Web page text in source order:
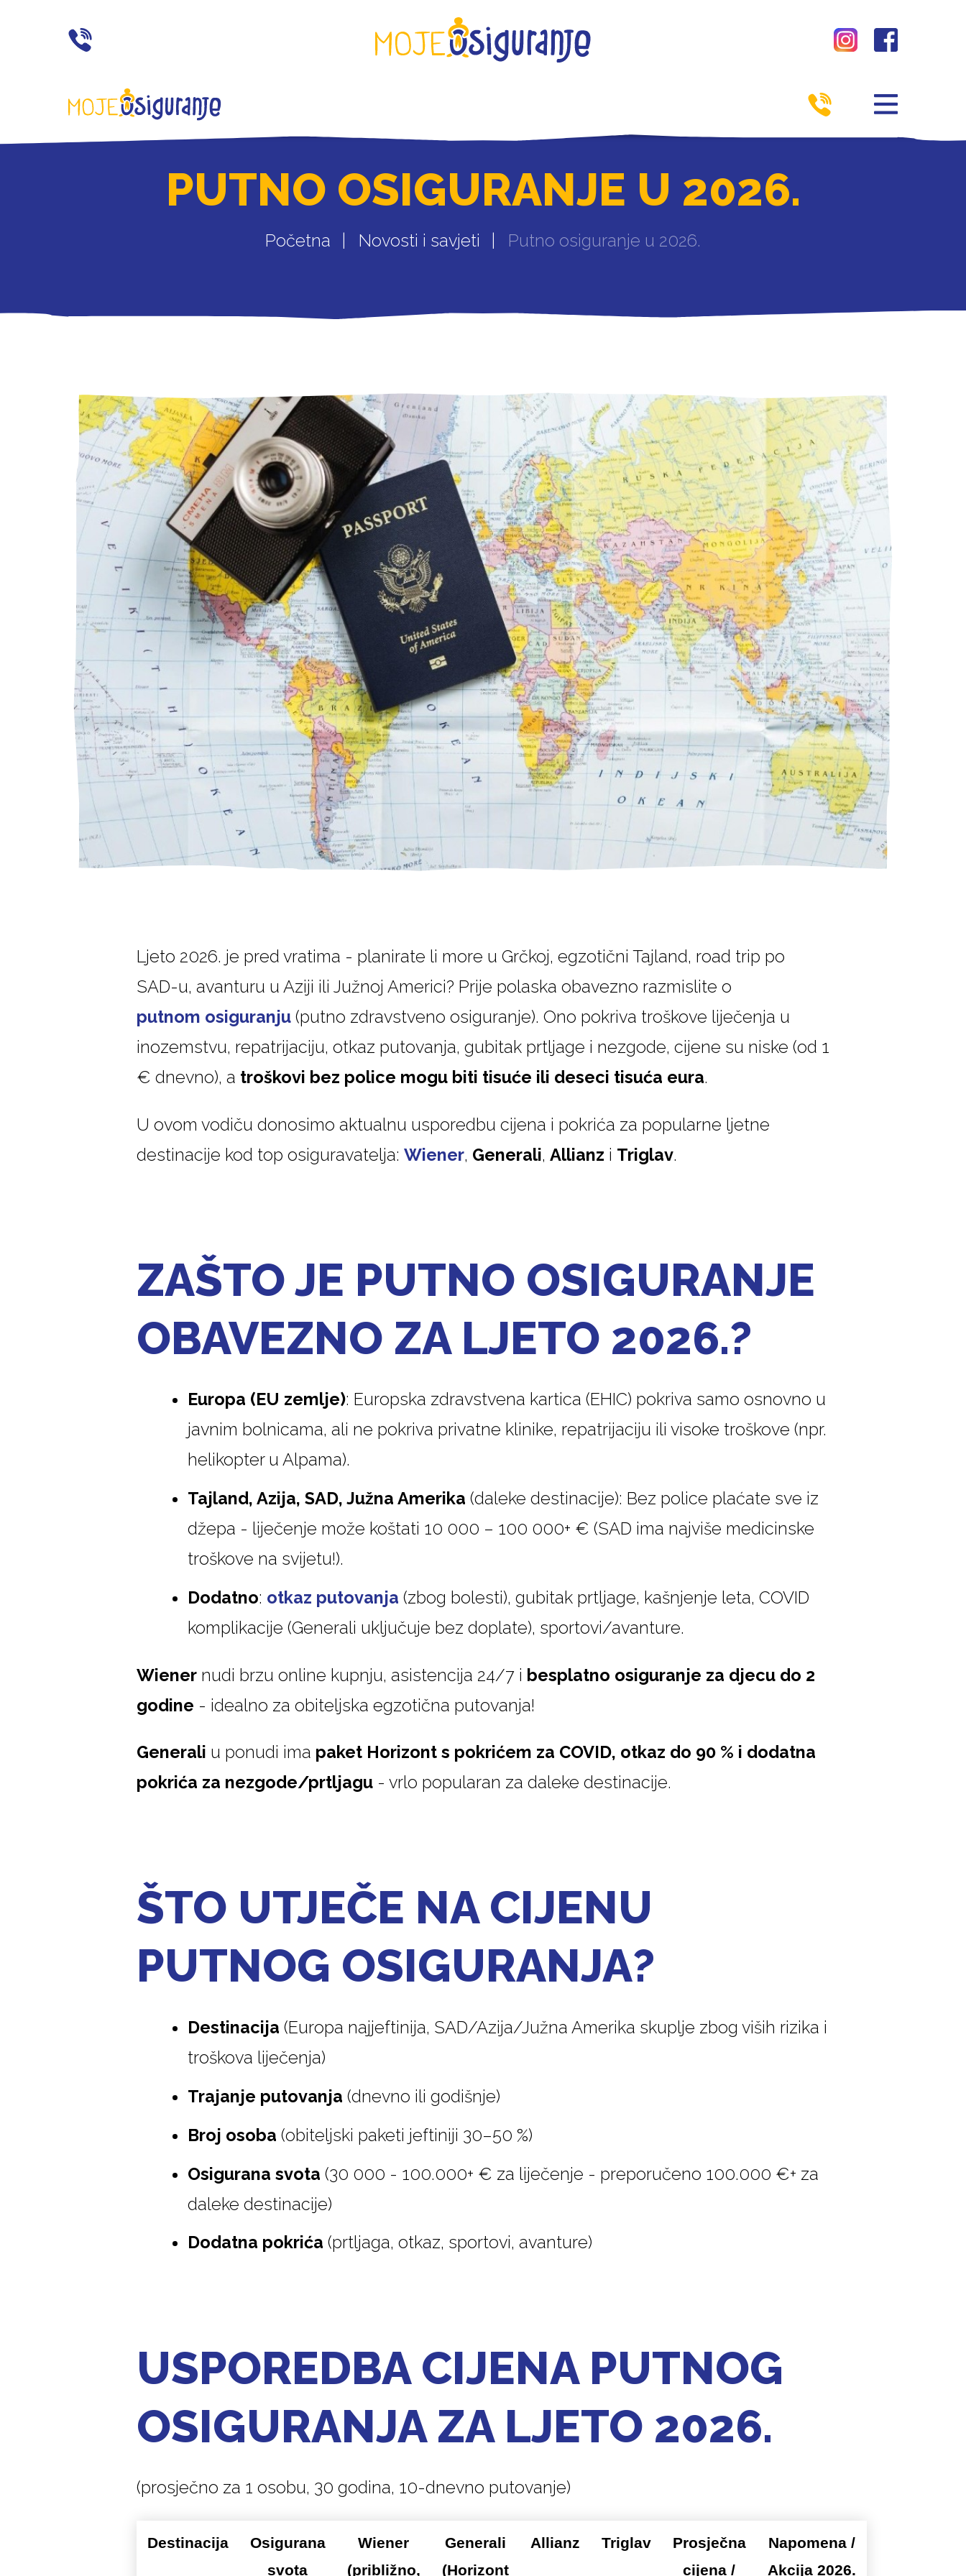
PUTNO OSIGURANJE U 2026.
Početna Novosti i savjeti Putno osiguranje u 2026.
Ljeto 2026. je pred vratima - planirate li more u Grčkoj, egzotični Tajland, road trip po
SAD-u, avanturu u Aziji ili Južnoj Americi? Prije polaska obavezno razmislite o
putnom osiguranju(putno zdravstveno osiguranje). Ono pokriva troškove liječenja u
inozemstvu, repatrijaciju, otkaz putovanja, gubitak prtljage i nezgode, cijene su niske (od 1
€ dnevno), a troškovi bez police mogu biti tisuće ili deseci tisuća eura.
U ovom vodiču donosimo aktualnu usporedbu cijena i pokrića za popularne ljetne
destinacije kod top osiguravatelja: Wiener, Generali, Allianz i Triglav.
ZAŠTO JE PUTNO OSIGURANJE
OBAVEZNO ZA LJETO 2026.?
Europa (EU zemlje): Europska zdravstvena kartica (EHIC) pokriva samo osnovno u
javnim bolnicama, ali ne pokriva privatne klinike, repatrijaciju ili visoke troškove (npr.
helikopter u Alpama).
Tajland, Azija, SAD, Južna Amerika (daleke destinacije): Bez police plaćate sve iz
džepa - liječenje može koštati 10 000 – 100 000+ € (SAD ima najviše medicinske
troškove na svijetu!).
Dodatno: otkaz putovanja (zbog bolesti), gubitak prtljage, kašnjenje leta, COVID
komplikacije (Generali uključuje bez doplate), sportovi/avanture.
Wienernudi brzu online kupnju, asistencija 24/7 i besplatno osiguranje za djecu do 2
godine - idealno za obiteljska egzotična putovanja!
Generali u ponudi ima paket Horizont s pokrićem za COVID, otkaz do 90 % i dodatna
pokrića za nezgode/prtljagu- vrlo popularan za daleke destinacije.
ŠTO UTJEČE NA CIJENU
PUTNOG OSIGURANJA?
Destinacija (Europa najjeftinija, SAD/Azija/Južna Amerika skuplje zbog viših rizika i
troškova liječenja)
Trajanje putovanja (dnevno ili godišnje)
Broj osoba (obiteljski paketi jeftiniji 30–50 %)
Osigurana svota (30 000 - 100.000+ € za liječenje - preporučeno 100.000 €+ za
daleke destinacije)
Dodatna pokrića (prtljaga, otkaz, sportovi, avanture)
USPOREDBA CIJENA PUTNOG
OSIGURANJA ZA LJETO 2026.
(prosječno za 1 osobu, 30 godina, 10-dnevno putovanje)
Destinacija
Osigurana
svota
Wiener
(približno,
Generali
(Horizont
Allianz Triglav
Prosječna
cijena /
Napomena /
Akcija 2026.